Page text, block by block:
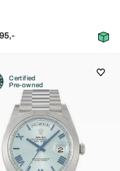
Certified
Pre-owned